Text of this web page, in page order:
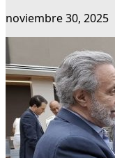
noviembre 30, 2025